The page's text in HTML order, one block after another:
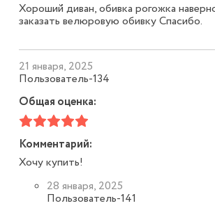
Хороший диван, обивка рогожка
заказать велюровую обивку Спасибо.
21 января, 2025
Пользователь-134
Общая оценка:
Комментарий:
Хочу купить!
28 января, 2025
Пользователь-141